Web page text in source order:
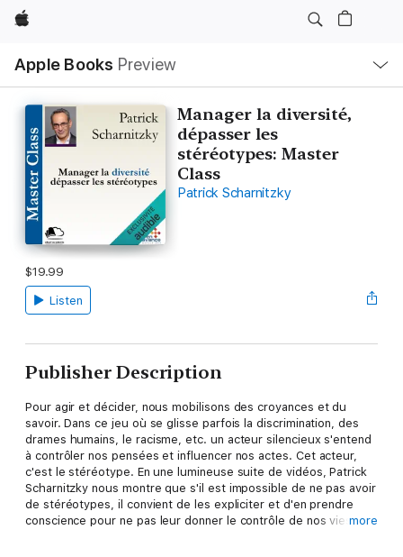
Apple
Apple Books Preview
Nav
Open
Menu
Manager la diversité,
dépasser les
stéréotypes: Master
Class
Patrick Scharnitzky
$19.99
Listen
Publisher Description
Pour agir et décider, nous mobilisons des croyances et du
savoir. Dans ce jeu où se glisse parfois la discrimination, des
drames humains, le racisme, etc. un acteur silencieux s'entend
à contrôler nos pensées et influencer nos actes. Cet acteur,
c'est le stéréotype. En une lumineuse suite de vidéos, Patrick
Scharnitzky nous montre que s'il est impossible de ne pas avoir
de stéréotypes, il convient de les expliciter et d'en prendre
conscience pour ne pas leur donner le contrôle de nos vies. Un
more